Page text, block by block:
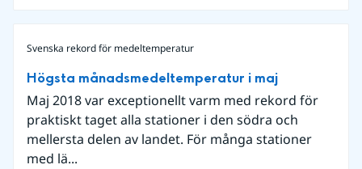
Svenska rekord för medeltemperatur
Högsta månadsmedeltemperatur i maj
Maj 2018 var exceptionellt varm med rekord för
praktiskt taget alla stationer i den södra och
mellersta delen av landet. För många stationer
med lä...